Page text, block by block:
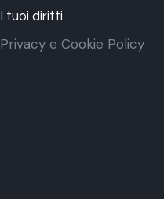
I tuoi diritti
Privacy e Cookie Policy